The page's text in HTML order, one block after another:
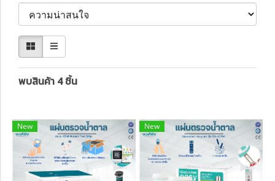
พบสินค้า 4 ชิ้น
New New